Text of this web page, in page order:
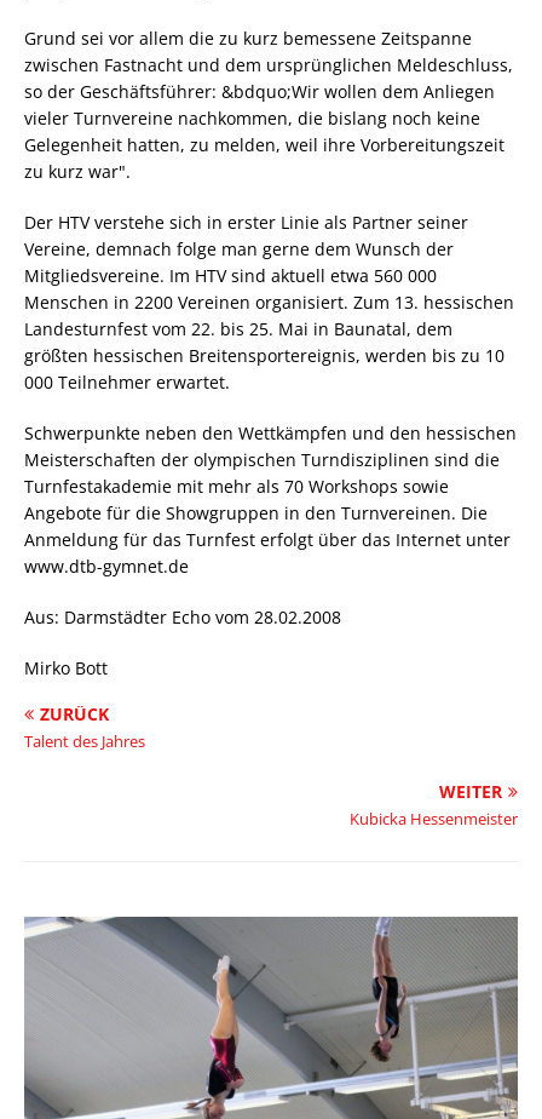
Grund sei vor allem die zu kurz bemessene Zeitspanne
zwischen Fastnacht und dem ursprünglichen Meldeschluss,
so der Geschäftsführer: &bdquo;Wir wollen dem Anliegen
vieler Turnvereine nachkommen, die bislang noch keine
Gelegenheit hatten, zu melden, weil ihre Vorbereitungszeit
zu kurz war".
Der HTV verstehe sich in erster Linie als Partner seiner
Vereine, demnach folge man gerne dem Wunsch der
Mitgliedsvereine. Im HTV sind aktuell etwa 560 000
Menschen in 2200 Vereinen organisiert. Zum 13. hessischen
Landesturnfest vom 22. bis 25. Mai in Baunatal, dem
größten hessischen Breitensportereignis, werden bis zu 10
000 Teilnehmer erwartet.
Schwerpunkte neben den Wettkämpfen und den hessischen
Meisterschaften der olympischen Turndisziplinen sind die
Turnfestakademie mit mehr als 70 Workshops sowie
Angebote für die Showgruppen in den Turnvereinen. Die
Anmeldung für das Turnfest erfolgt über das Internet unter
www.dtb-gymnet.de
Aus: Darmstädter Echo vom 28.02.2008
Mirko Bott
ZURÜCK
Talent des Jahres
WEITER
Kubicka Hessenmeister